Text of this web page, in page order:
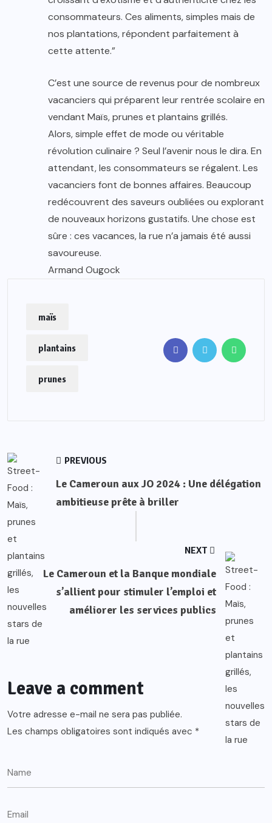
consommateurs. Ces aliments, simples mais de
nos plantations, répondent parfaitement à
cette attente.”
C’est une source de revenus pour de nombreux
vacanciers qui préparent leur rentrée scolaire en
vendant Maïs, prunes et plantains grillés.
Alors, simple effet de mode ou véritable
révolution culinaire ? Seul l’avenir nous le dira. En
attendant, les consommateurs se régalent. Les
vacanciers font de bonnes affaires. Beaucoup
redécouvrent des saveurs oubliées ou explorant
de nouveaux horizons gustatifs. Une chose est
sûre : ces vacances, la rue n’a jamais été aussi
savoureuse.
Armand Ougock
maïs
plantains
prunes
PREVIOUS
Le Cameroun aux JO 2024 : Une délégation
ambitieuse prête à briller
NEXT
Le Cameroun et la Banque mondiale
s’allient pour stimuler l’emploi et
améliorer les services publics
Leave a comment
Votre adresse e-mail ne sera pas publiée.
Les champs obligatoires sont indiqués avec *